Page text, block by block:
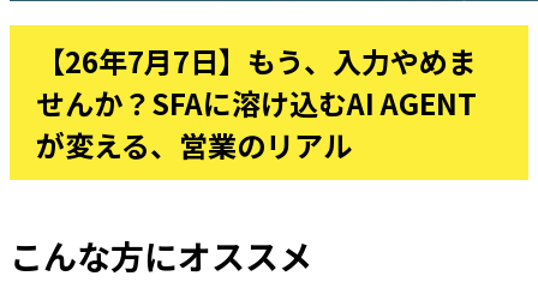
【26年7月7日】もう、入力やめま
せんか？SFAに溶け込むAI AGENT
が変える、営業のリアル
こんな方にオススメ